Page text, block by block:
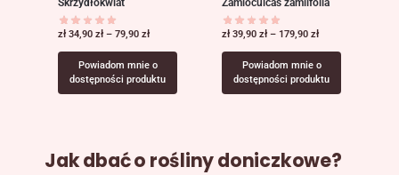
zł 34,90 zł – 79,90 zł
Powiadom mnie o
dostępności produktu
zł 39,90 zł – 179,90 zł
Powiadom mnie o
dostępności produktu
Jak dbać o rośliny doniczkowe?